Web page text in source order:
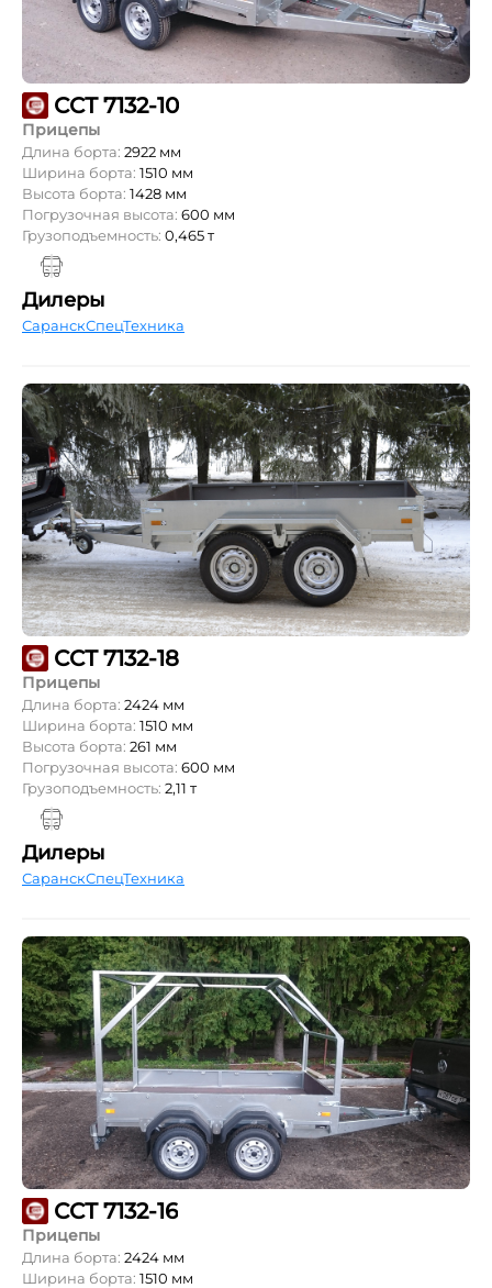
ССТ 7132-10
Прицепы
Длина борта: 2922 мм
Ширина борта: 1510 мм
Высота борта: 1428 мм
Погрузочная высота: 600 мм
Грузоподъемность: 0,465 т
Дилеры
СаранскСпецТехника
ССТ 7132-18
Прицепы
Длина борта: 2424 мм
Ширина борта: 1510 мм
Высота борта: 261 мм
Погрузочная высота: 600 мм
Грузоподъемность: 2,11 т
Дилеры
СаранскСпецТехника
ССТ 7132-16
Прицепы
Длина борта: 2424 мм
Ширина борта: 1510 мм